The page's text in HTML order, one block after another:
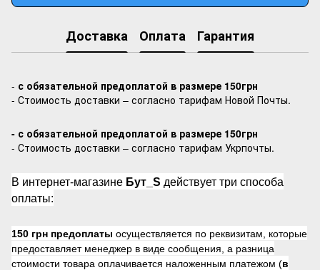
Доставка Оплата Гарантия
- с обязательной предоплатой в размере 150грн
- Стоимость доставки – согласно тарифам Новой Почты.
- с обязательной предоплатой в размере 150грн
- Стоимость доставки – согласно тарифам Укрпочты.
В интернет-магазине Бут_S действует три способа
оплаты:
150 грн предоплаты осуществляется по реквизитам, которые
предоставляет менеджер в виде сообщения, а разница
стоимости товара оплачивается наложенным платежом (в